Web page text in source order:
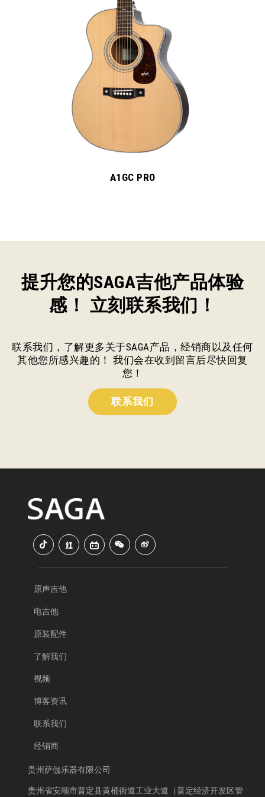
提升您的SAGA吉他产品体验
感！ 立刻联系我们！
联系我们，了解更多关于SAGA产品，经销商以及任何
其他您所感兴趣的！ 我们会在收到留言后尽快回复
您！
联系我们
原声吉他
电吉他
原装配件
了解我们
视频
博客资讯
联系我们
经销商
贵州萨伽乐器有限公司
贵州省安顺市普定县黄桶街道工业大道（普定经济开发区管